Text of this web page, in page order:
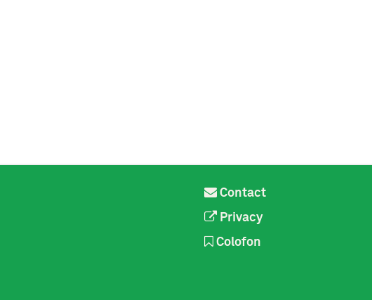
Contact
Privacy
Colofon